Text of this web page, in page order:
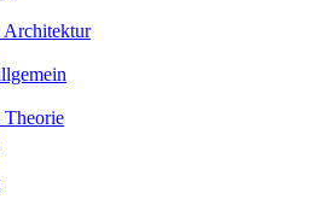
Architektur
Theorie